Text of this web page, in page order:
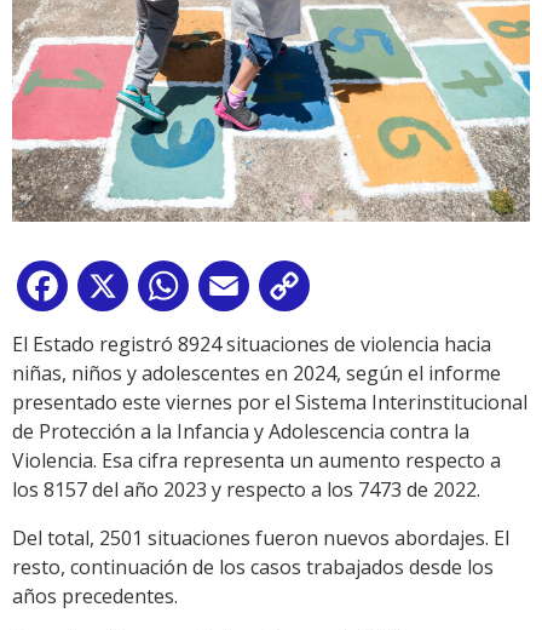
Facebook
X WhatsApp
Email
Link
El Estado registró 8924 situaciones de violencia hacia
niñas, niños y adolescentes en 2024, según el informe
presentado este viernes por el Sistema Interinstitucional
de Protección a la Infancia y Adolescencia contra la
Violencia. Esa cifra representa un aumento respecto a
los 8157 del año 2023 y respecto a los 7473 de 2022.
Del total, 2501 situaciones fueron nuevos abordajes. El
resto, continuación de los casos trabajados desde los
años precedentes.